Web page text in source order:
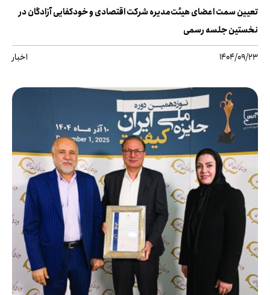
تعیین سمت اعضای هیئت‌مدیره شرکت اقتصادی و خودکفایی آزادگان در
نخستین جلسه رسمی
1404/09/23 اخبار